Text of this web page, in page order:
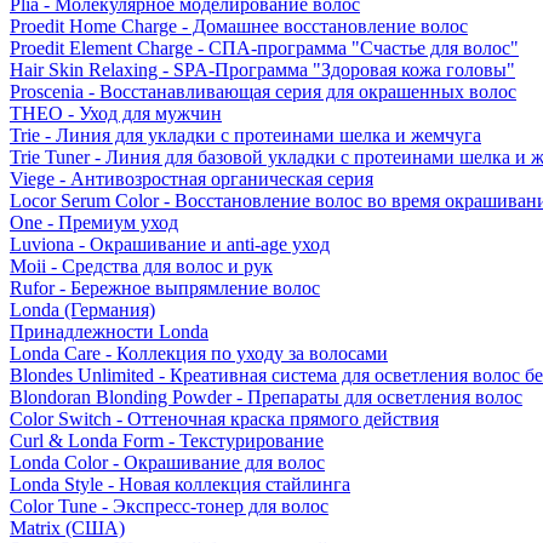
Plia - Молекулярное моделирование волос
Proedit Home Charge - Домашнее восстановление волос
Proedit Element Charge - СПА-программа "Счастье для волос"
Hair Skin Relaxing - SPA-Программа "Здоровая кожа головы"
Proscenia - Восстанавливающая серия для окрашенных волос
THEO - Уход для мужчин
Trie - Линия для укладки с протеинами шелка и жемчуга
Trie Tuner - Линия для базовой укладки с протеинами шелка и
Viege - Антивозростная органическая серия
Locor Serum Color - Восстановление волос во время
One - Премиум уход
Luviona - Окрашивание и anti-age уход
Moii - Средства для волос и рук
Rufor - Бережное выпрямление волос
Londa (Германия)
Принадлежности Londa
Londa Care - Коллекция по уходу за волосами
Blondes Unlimited - Креативная система для осветления волос
Blondoran Blonding Powder - Препараты для осветления волос
Color Switch - Оттеночная краска прямого действия
Curl & Londa Form - Текстурирование
Londa Color - Окрашивание для волос
Londa Style - Новая коллекция стайлинга
Color Tune - Экспресс-тонер для волос
Matrix (США)